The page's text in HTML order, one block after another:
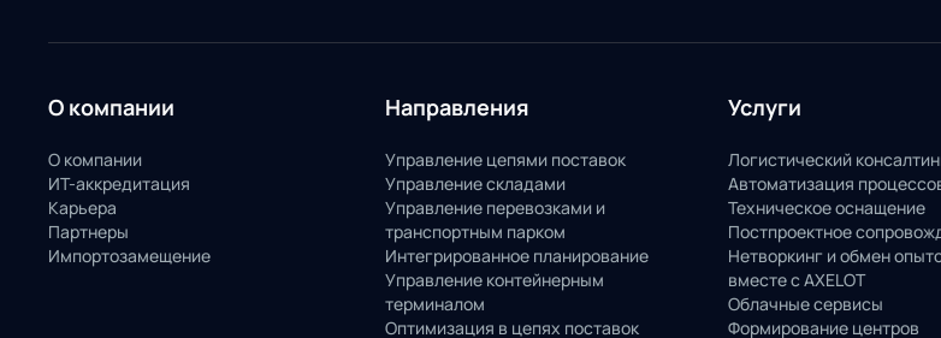
О компании
О компании
ИТ-аккредитация
Карьера
Партнеры
Импортозамещение
Направления
Управление цепями поставок
Управление складами
Управление перевозками и
транспортным парком
Интегрированное планирование
Управление контейнерным
терминалом
Оптимизация в цепях поставок
Услуги
Логистический
Автоматизация
Техническое оснащение
Постпроектное
Нетворкинг и обмен
вместе с AXELOT
Облачные сервисы
Формирование центров